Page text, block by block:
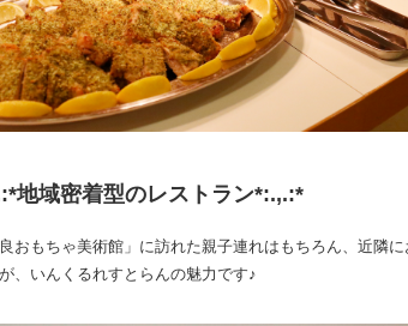
地域密着型のレストラン*:.,.:*
良おもちゃ美術館」に訪れた親子連れはもちろん、近隣
、いんくるれすとらんの魅力です♪